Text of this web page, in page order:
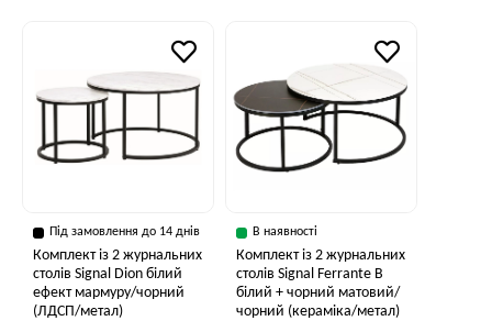
Під замовлення до 14 днів
Комплект із 2 журнальних
столів Signal Dion білий
ефект мармуру/чорний
(ЛДСП/метал)
В наявності
Комплект із 2 журнальних
столів Signal Ferrante B
білий + чорний матовий/
чорний (кераміка/метал)